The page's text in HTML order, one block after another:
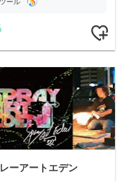
ール
ーアートエデン